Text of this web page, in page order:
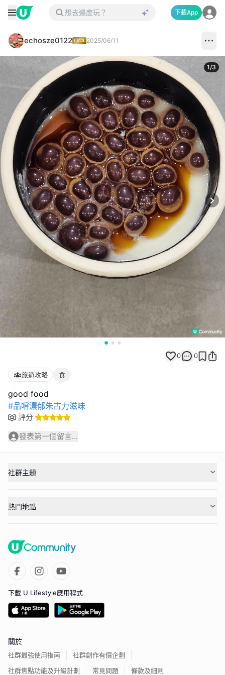
下載App
echosze0122 2025/06/11
1/3
0 0
旅遊攻略 食
#品嚐濃郁朱古力滋味
評分
發表第一個留言...
社群主題
熱門地點
下載 U Lifestyle應用程式
關於
社群最強使用指南
社群創作有價企劃
社群焦點功能及升級計劃
常見問題 條款及細則